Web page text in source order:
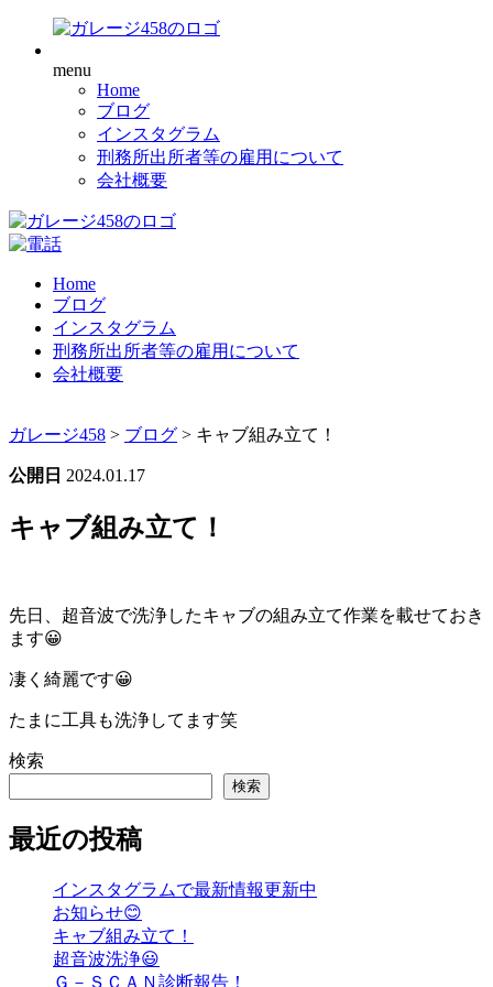
menu
Home
ブログ
インスタグラム
刑務所出所者等の雇用について
会社概要
Home
ブログ
インスタグラム
刑務所出所者等の雇用について
会社概要
ガレージ458 > ブログ > キャブ組み立て！
公開日 2024.01.17
キャブ組み立て！
先日、超音波で洗浄したキャブの組み立て作業を載せておき
ます😀
凄く綺麗です😀
たまに工具も洗浄してます笑
検索
検索
最近の投稿
インスタグラムで最新情報更新中
お知らせ😊
キャブ組み立て！
超音波洗浄😃
Ｇ－ＳＣＡＮ診断報告！